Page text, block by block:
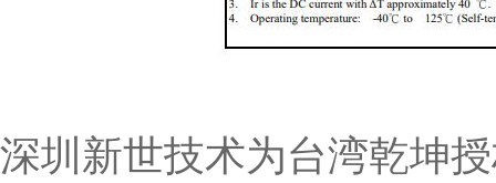
深圳新世技术为台湾乾坤